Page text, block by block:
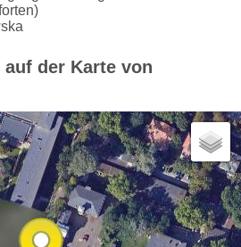
der Karte von